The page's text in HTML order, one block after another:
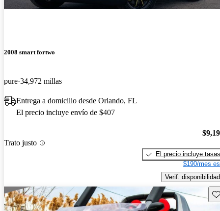
2008 smart fortwo
pure 34,972 millas
Entrega a domicilio desde Orlando, FL
El precio incluye envío de $407
Trato justo
El precio incluye tasas
$190/mes
Verif. disponibilidad